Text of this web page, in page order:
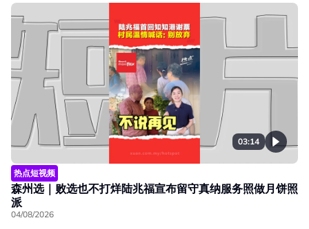
03:14
热点短视频
森州选｜败选也不打烊陆兆福宣布留守真纳服务照做月饼照
派
04/08/2026